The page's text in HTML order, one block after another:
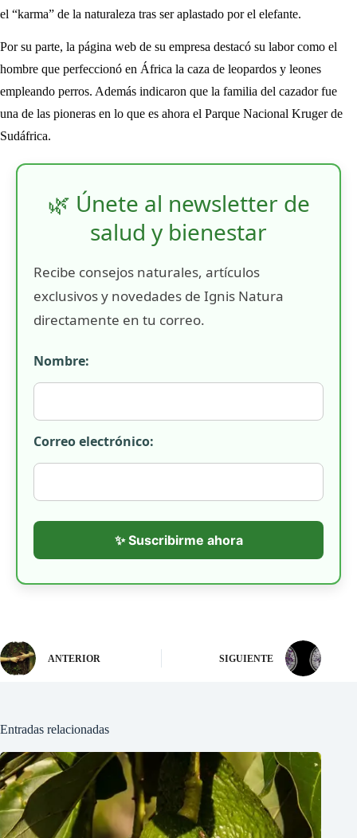
el “karma” de la naturaleza tras ser aplastado por el elefante.
Por su parte, la página web de su empresa destacó su labor como el
hombre que perfeccionó en África la caza de leopardos y leones
empleando perros. Además indicaron que la familia del cazador fue
una de las pioneras en lo que es ahora el Parque Nacional Kruger de
Sudáfrica.
🌿 Únete al newsletter de
salud y bienestar
Recibe consejos naturales, artículos
exclusivos y novedades de Ignis Natura
directamente en tu correo.
Nombre:
Correo electrónico:
✨ Suscribirme ahora
ANTERIOR SIGUIENTE
Entradas relacionadas